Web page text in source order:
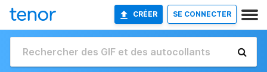
CRÉER SE CONNECTER